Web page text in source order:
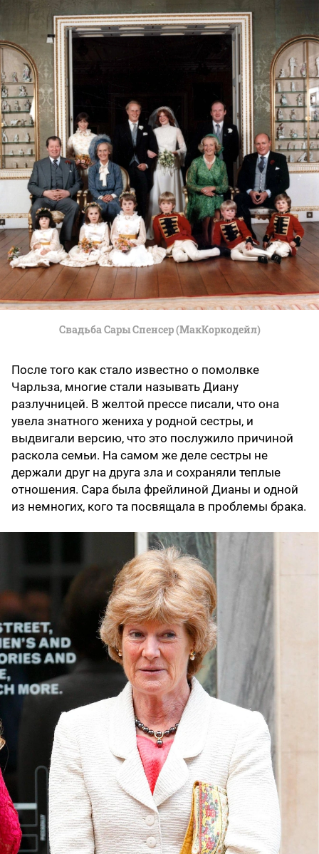
Свадьба Сары Спенсер (МакКоркодейл)
После того как стало известно о помолвке
Чарльза, многие стали называть Диану
разлучницей. В желтой прессе писали, что она
увела знатного жениха у родной сестры, и
выдвигали версию, что это послужило причиной
раскола семьи. На самом же деле сестры не
держали друг на друга зла и сохраняли теплые
отношения. Сара была фрейлиной Дианы и одной
из немногих, кого та посвящала в проблемы брака.